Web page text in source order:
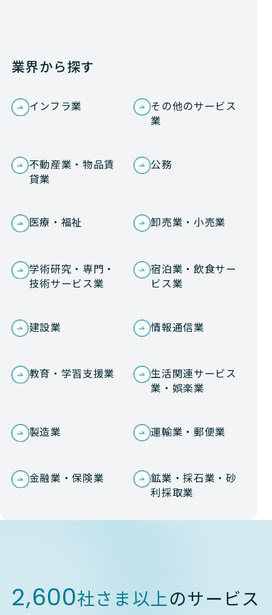
業界から探す
インフラ業
その他のサービス
業
不動産業・物品賃
貸業
公務
医療・福祉 卸売業・小売業
学術研究・専門・
技術サービス業
宿泊業・飲食サー
ビス業
建設業 情報通信業
教育・学習支援業
生活関連サービス
業・娯楽業
製造業 運輸業・郵便業
金融業・保険業
鉱業・採石業・砂
利採取業
2,600社さま以上のサービス